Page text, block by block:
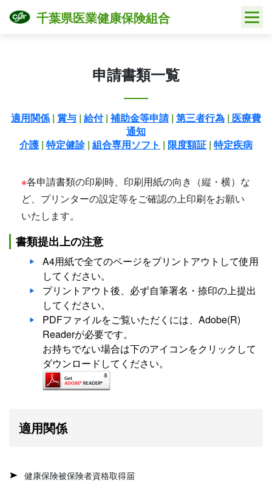
千葉県医業健康保険組合
申請書類一覧
適用関係| 賞与 | 給付| 補助金等申請| 第三者行為 | 医療費
通知
介護 | 特定健診| 組合専用ソフト | 限度額証 | 特定疾病
※各申請書類の印刷時、印刷用紙の向き（縦・横）な
ど、プリンターの設定等をご確認の上印刷をお願い
いたします。
書類提出上の注意
A4用紙で全てのページをプリントアウトして使用
してください。
プリントアウト後、必ず自筆署名・捺印の上提出
してください。
PDFファイルをご覧いただくには、Adobe(R)
Readerが必要です。
お持ちでない場合は下のアイコンをクリックして
ダウンロードしてください。
適用関係
健康保険被保険者資格取得届